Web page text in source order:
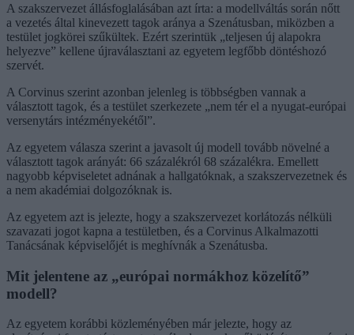
A szakszervezet állásfoglalásában azt írta: a modellváltás során nőtt
a vezetés által kinevezett tagok aránya a Szenátusban, miközben a
testület jogkörei szűkültek. Ezért szerintük „teljesen új alapokra
helyezve” kellene újraválasztani az egyetem legfőbb döntéshozó
szervét.
A Corvinus szerint azonban jelenleg is többségben vannak a
választott tagok, és a testület szerkezete „nem tér el a nyugat-európai
versenytárs intézményekétől”.
Az egyetem válasza szerint a javasolt új modell tovább növelné a
választott tagok arányát: 66 százalékról 68 százalékra. Emellett
nagyobb képviseletet adnának a hallgatóknak, a szakszervezetnek és
a nem akadémiai dolgozóknak is.
Az egyetem azt is jelezte, hogy a szakszervezet korlátozás nélküli
szavazati jogot kapna a testületben, és a Corvinus Alkalmazotti
Tanácsának képviselőjét is meghívnák a Szenátusba.
Mit jelentene az „európai normákhoz közelítő”
modell?
Az egyetem korábbi közleményében már jelezte, hogy az